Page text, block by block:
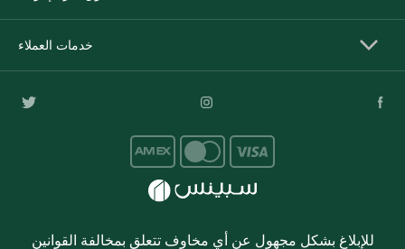
خدمات العملاء
للإبلاغ بشكل مجهول عن أي مخاوف تتعلق بمخالفة القوانين